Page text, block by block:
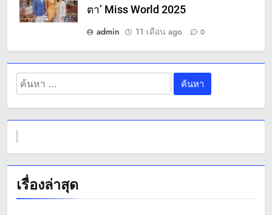
ตา’ Miss World 2025
admin
11 เดือน ago 0
ค้นหา
สำหรับ:
เรื่องล่าสุด